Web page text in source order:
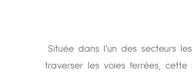
Située dans l’un des secteurs
traverser les voies ferrées,